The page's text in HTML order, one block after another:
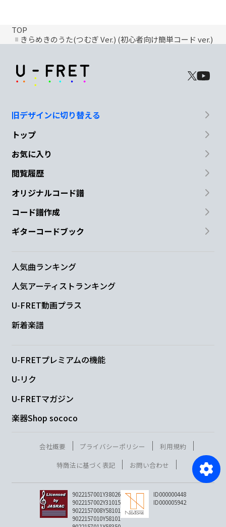
TOP
きらめきのうた(つむぎ Ver.) (初心者向け簡単コード ver.)
旧デザインに切り替える
トップ
お気に入り
閲覧履歴
オリジナルコード譜
コード譜作成
ギターコードブック
人気曲ランキング
人気アーティストランキング
U-FRET動画プラス
新着楽譜
U-FRETプレミアムの機能
U-リク
U-FRETマガジン
楽器Shop sococo
会社概要 プライバシーポリシー
利用規約
特商法に基づく表記
お問い合わせ
9022157001Y38026
9022157002Y31015
9022157008Y58101
9022157010Y58101
ID000000448
ID000005942